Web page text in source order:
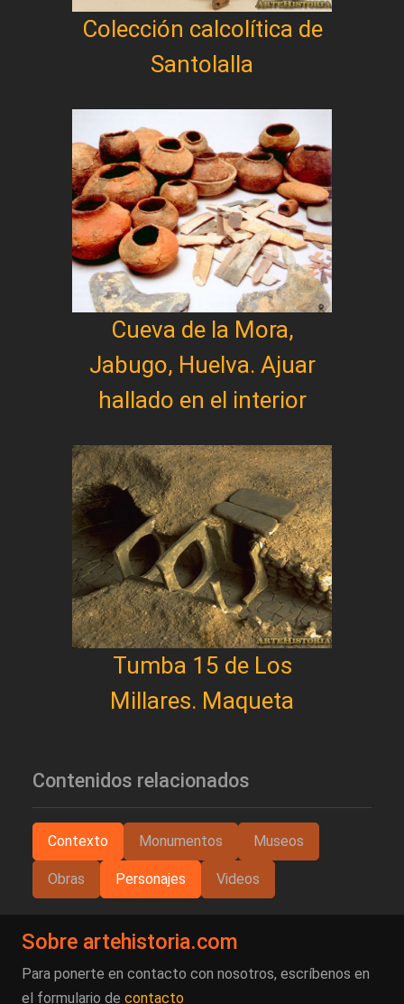
Colección calcolítica de
Santolalla
Cueva de la Mora,
Jabugo, Huelva. Ajuar
hallado en el interior
Tumba 15 de Los
Millares. Maqueta
Contenidos relacionados
Contexto Monumentos Museos
Obras Personajes Videos
Sobre artehistoria.com
Para ponerte en contacto con nosotros, escríbenos en
el formulario de contacto